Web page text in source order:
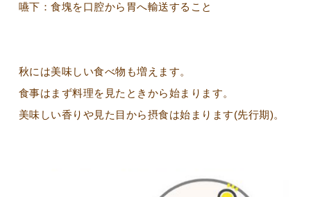
嚥下：食塊を口腔から胃へ輸送すること
秋には美味しい食べ物も増えます。
食事はまず料理を見たときから始まります。
美味しい香りや見た目から摂食は始まります(先行期)。